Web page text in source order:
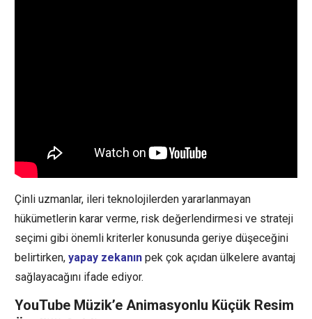
Çinli uzmanlar, ileri teknolojilerden yararlanmayan
hükümetlerin karar verme, risk değerlendirmesi ve strateji
seçimi gibi önemli kriterler konusunda geriye düşeceğini
belirtirken, yapay zekanın pek çok açıdan ülkelere avantaj
sağlayacağını ifade ediyor.
YouTube Müzik’e Animasyonlu Küçük Resim